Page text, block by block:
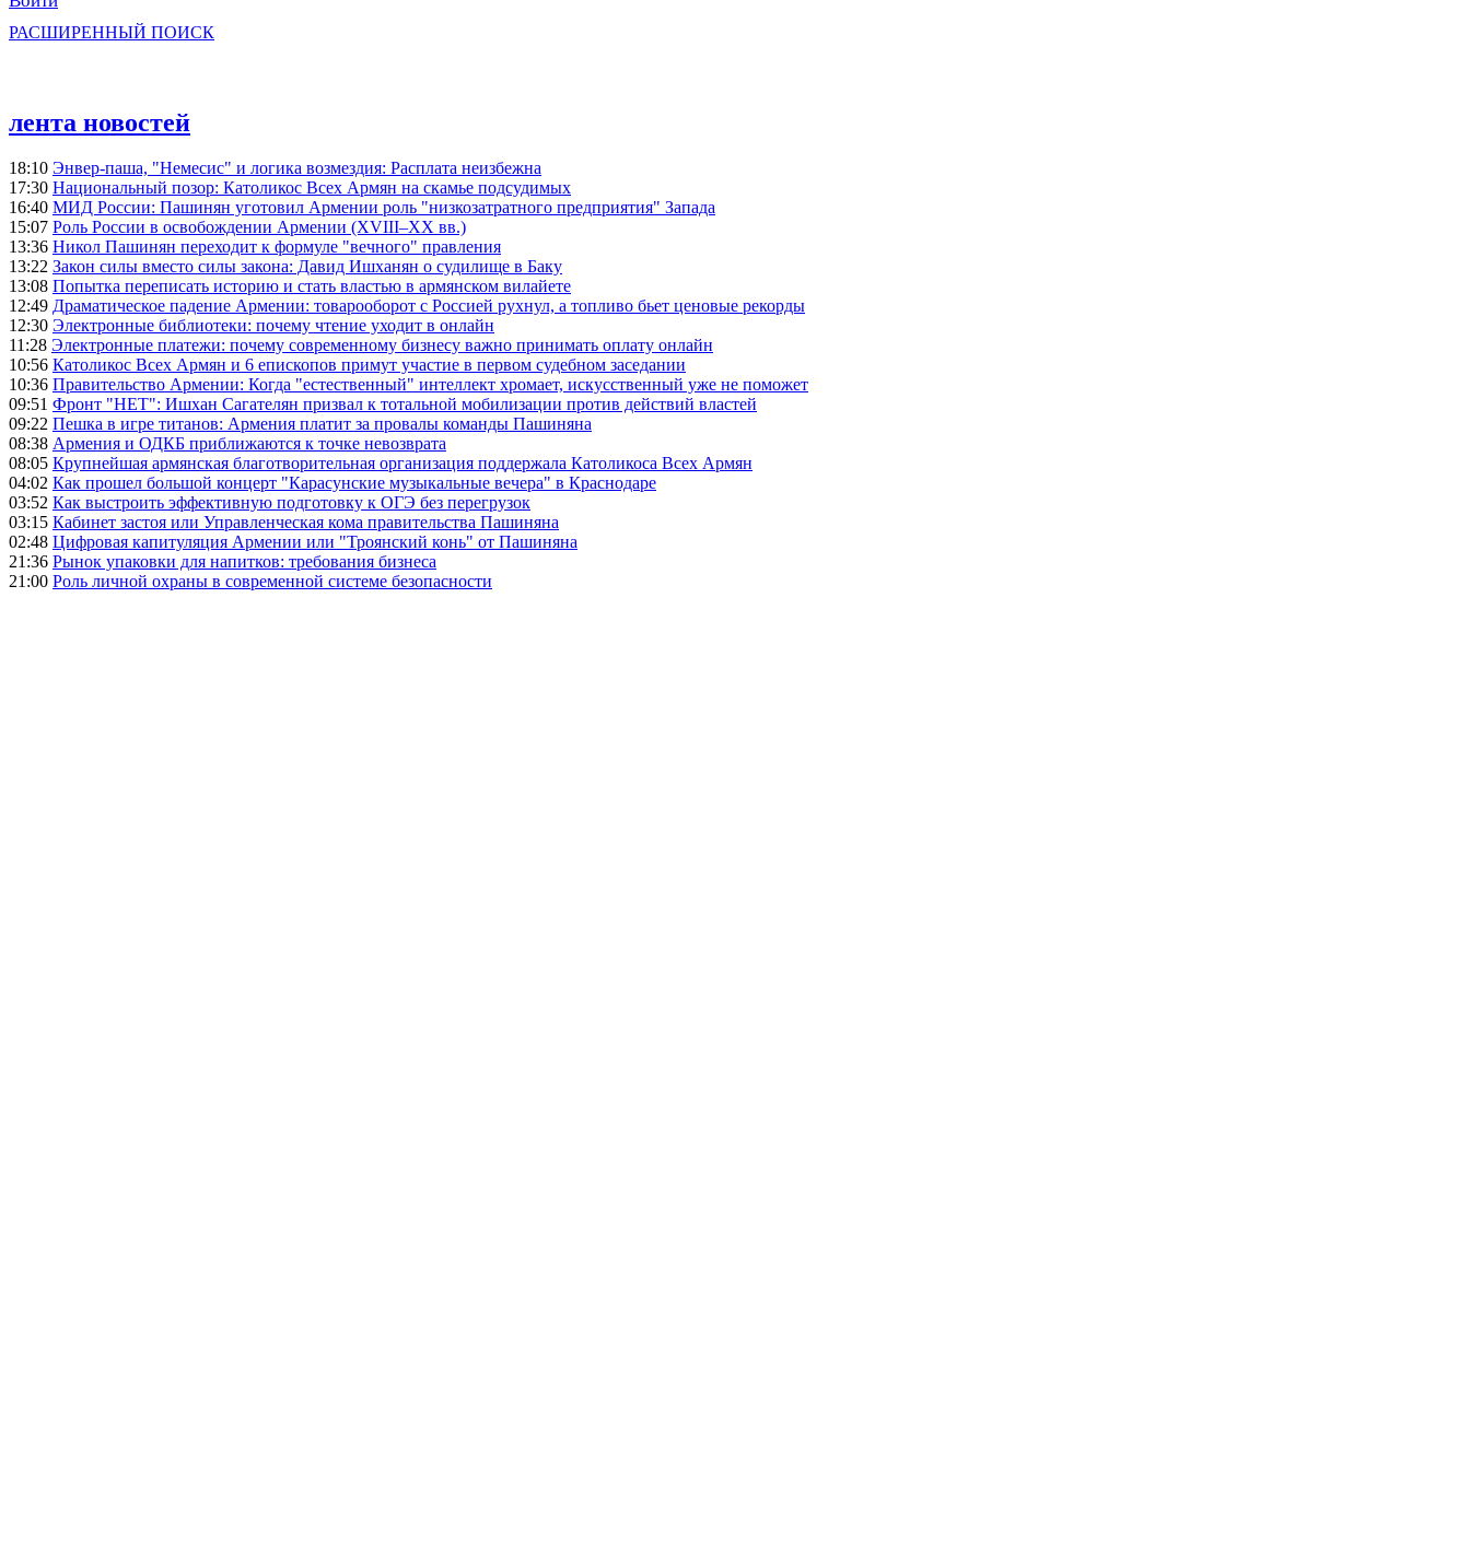
РАСШИРЕННЫЙ ПОИСК
лента новостей
18:10 Энвер-паша, "Немесис" и логика возмездия: Расплата неизбежна
17:30 Национальный позор: Католикос Всех Армян на скамье подсудимых
16:40 МИД России: Пашинян уготовил Армении роль "низкозатратного предприятия" Запада
15:07 Роль России в освобождении Армении (XVIII–XX вв.)
13:36 Никол Пашинян переходит к формуле "вечного" правления
13:22 Закон силы вместо силы закона: Давид Ишханян о судилище в Баку
13:08 Попытка переписать историю и стать властью в армянском вилайете
12:49 Драматическое падение Армении: товарооборот с Россией рухнул, а топливо бьет ценовые рекорды
12:30 Электронные библиотеки: почему чтение уходит в онлайн
11:28 Электронные платежи: почему современному бизнесу важно принимать оплату онлайн
10:56 Католикос Всех Армян и 6 епископов примут участие в первом судебном заседании
10:36 Правительство Армении: Когда "естественный" интеллект хромает, искусственный уже не поможет
09:51 Фронт "НЕТ": Ишхан Сагателян призвал к тотальной мобилизации против действий властей
09:22 Пешка в игре титанов: Армения платит за провалы команды Пашиняна
08:38 Армения и ОДКБ приближаются к точке невозврата
08:05 Крупнейшая армянская благотворительная организация поддержала Католикоса Всех Армян
04:02 Как прошел большой концерт "Карасунские музыкальные вечера" в Краснодаре
03:52 Как выстроить эффективную подготовку к ОГЭ без перегрузок
03:15 Кабинет застоя или Управленческая кома правительства Пашиняна
02:48 Цифровая капитуляция Армении или "Троянский конь" от Пашиняна
21:36 Рынок упаковки для напитков: требования бизнеса
21:00 Роль личной охраны в современной системе безопасности